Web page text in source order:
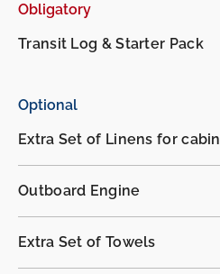
Obligatory
Transit Log & Starter Pack
Optional
Extra Set of Linens for cabin
Outboard Engine
Extra Set of Towels